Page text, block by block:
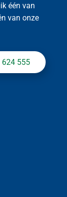
één van
van onze
555